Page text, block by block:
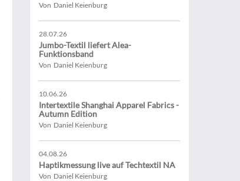
Von Daniel Keienburg
28.07.26
Jumbo-Textil liefert Alea-
Funktionsband
Von Daniel Keienburg
10.06.26
Intertextile Shanghai Apparel Fabrics -
Autumn Edition
Von Daniel Keienburg
04.08.26
Haptikmessung live auf Techtextil NA
Von Daniel Keienburg